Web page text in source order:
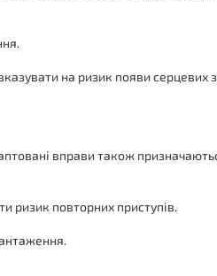
на ризик появи серцевих
вправи також призначаються
ризик повторних приступів.